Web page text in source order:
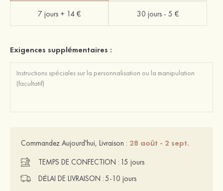
7 jours + 14 € 30 jours - 5 €
Exigences supplémentaires :
Commandez Aujourd'hui, Livraison : 28 août - 2 sept.
TEMPS DE CONFECTION : 15 jours
DÉLAI DE LIVRAISON :5-10 jours